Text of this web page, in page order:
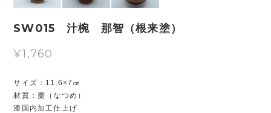
SW015 汁椀 那智（根来塗）
¥1,760
サイズ：11.6×7㎝
材質：棗（なつめ）
漆国内加工仕上げ